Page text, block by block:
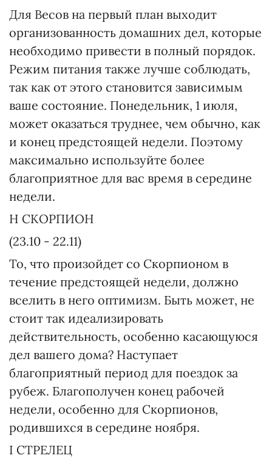
Для Весов на первый план выходит
организованность домашних дел, которые
необходимо привести в полный порядок.
Режим питания также лучше соблюдать,
так как от этого становится зависимым
ваше состояние. Понедельник, 1 июля,
может оказаться труднее, чем обычно, как
и конец предстоящей недели. Поэтому
максимально используйте более
благоприятное для вас время в середине
недели.
H СКОРПИОН
(23.10 - 22.11)
То, что произойдет со Скорпионом в
течение предстоящей недели, должно
вселить в него оптимизм. Быть может, не
стоит так идеализировать
действительность, особенно касающуюся
дел вашего дома? Наступает
благоприятный период для поездок за
рубеж. Благополучен конец рабочей
недели, особенно для Скорпионов,
родившихся в середине ноября.
I СТРЕЛЕЦ